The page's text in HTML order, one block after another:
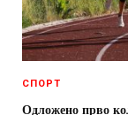
СПОРТ
Одложено прво